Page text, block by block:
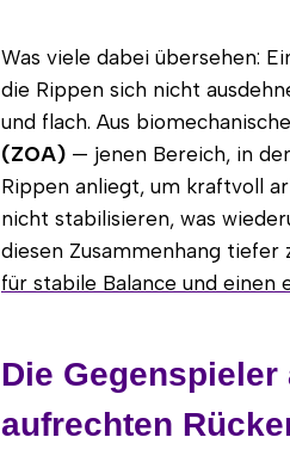
Was viele dabei übersehen:
die Rippen sich nicht
und flach. Aus
(ZOA) — jenen Bereich, in
Rippen anliegt, um kraftvoll
nicht stabilisieren, was
diesen Zusammenhang
für stabile Balance und
Die
aufrechten